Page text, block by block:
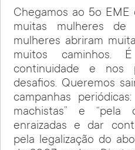
Chegamos ao 5o
muitas mulheres de
mulheres abriram
muitos caminhos.
continuidade e nos
desafios. Queremos
campanhas
machistas” e “pela
enraizadas e dar
pela legalização do